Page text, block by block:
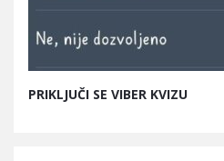
PRIKLJUČI SE VIBER KVIZU